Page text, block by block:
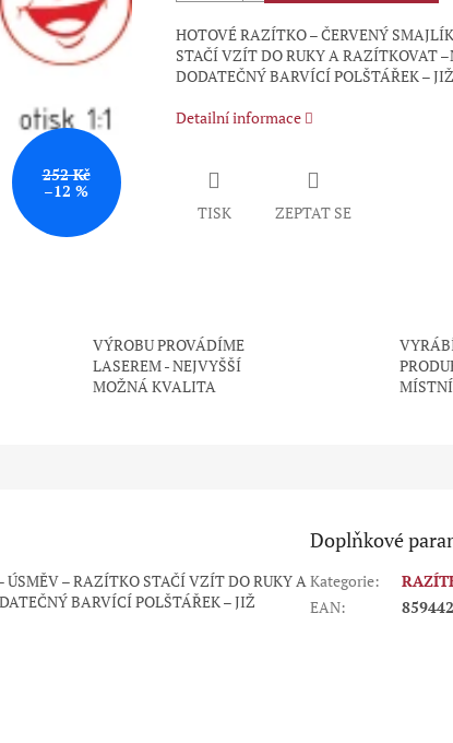
252 Kč
–12 %
HOTOVÉ RAZÍTKO – ČERVENÝ
STAČÍ VZÍT DO RUKY A RAZÍTKOVAT
DODATEČNÝ BARVÍCÍ POLŠTÁŘEK –
Detailní informace
TISK ZEPTAT SE
VÝROBU PROVÁDÍME
LASEREM - NEJVYŠŠÍ
MOŽNÁ KVALITA
– RAZÍTKO STAČÍ VZÍT DO RUKY A
BARVÍCÍ POLŠTÁŘEK – JIŽ
Doplňkové
Kategorie:
EAN: